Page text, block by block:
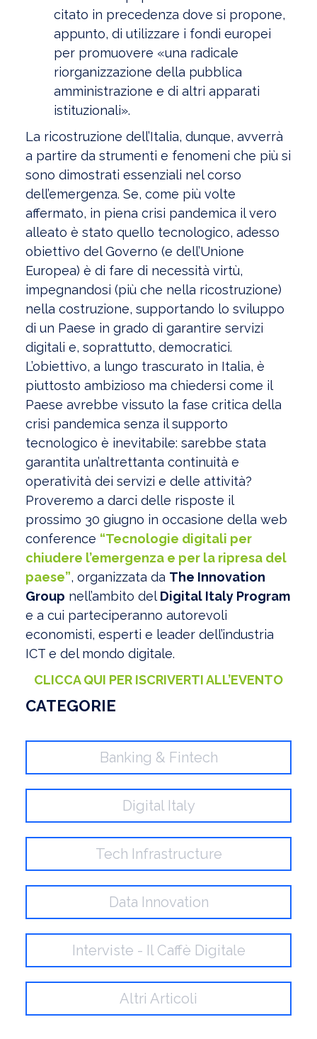
citato in precedenza dove si propone,
appunto, di utilizzare i fondi europei
per promuovere «una radicale
riorganizzazione della pubblica
amministrazione e di altri apparati
istituzionali».
La ricostruzione dell’Italia, dunque, avverrà
a partire da strumenti e fenomeni che più si
sono dimostrati essenziali nel corso
dell’emergenza. Se, come più volte
affermato, in piena crisi pandemica il vero
alleato è stato quello tecnologico, adesso
obiettivo del Governo (e dell’Unione
Europea) è di fare di necessità virtù,
impegnandosi (più che nella ricostruzione)
nella costruzione, supportando lo sviluppo
di un Paese in grado di garantire servizi
digitali e, soprattutto, democratici.
L’obiettivo, a lungo trascurato in Italia, è
piuttosto ambizioso ma chiedersi come il
Paese avrebbe vissuto la fase critica della
crisi pandemica senza il supporto
tecnologico è inevitabile: sarebbe stata
garantita un’altrettanta continuità e
operatività dei servizi e delle attività?
Proveremo a darci delle risposte il
prossimo 30 giugno in occasione della web
conference “Tecnologie digitali per
chiudere l’emergenza e per la ripresa del
paese”, organizzata da The Innovation
Group nell’ambito del Digital Italy Program
e a cui parteciperanno autorevoli
economisti, esperti e leader dell’industria
ICT e del mondo digitale.
CLICCA QUI PER ISCRIVERTI ALL’EVENTO
CATEGORIE
Banking & Fintech
Digital Italy
Tech Infrastructure
Data Innovation
Interviste - Il Caffè Digitale
Altri Articoli